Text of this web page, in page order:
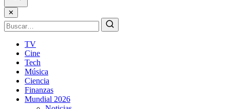
✕
TV
Cine
Tech
Música
Ciencia
Finanzas
Mundial 2026